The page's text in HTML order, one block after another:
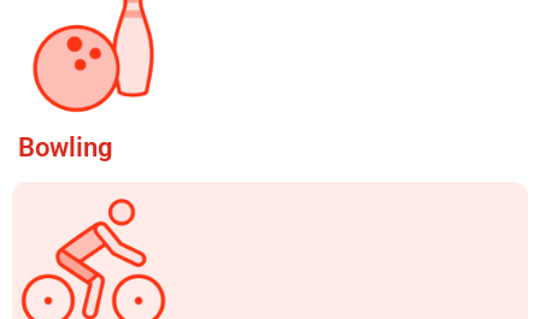
Bowling